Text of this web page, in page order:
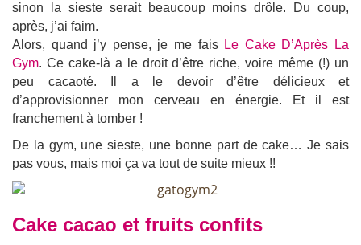
sinon la sieste serait beaucoup moins drôle. Du coup,
après, j’ai faim.
Alors, quand j’y pense, je me fais Le Cake D’Après La
Gym. Ce cake-là a le droit d’être riche, voire même (!) un
peu cacaoté. Il a le devoir d’être délicieux et
d’approvisionner mon cerveau en énergie. Et il est
franchement à tomber !
De la gym, une sieste, une bonne part de cake… Je sais
pas vous, mais moi ça va tout de suite mieux !!
Cake cacao et fruits confits